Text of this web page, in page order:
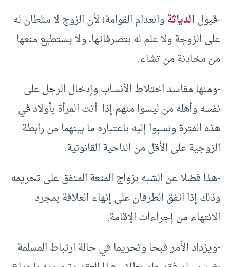
-قبولالدياثةوانعدام القوامة؛ لأن الزوج لا سلطان له
على الزوجة ولا علم له بتصرفاتها، ولا يستطيع منعها
من مخادنة من تشاء.
-ومنها مفاسد اختلاط الأنساب وإدخال الرجل على
نفسه وأهله من ليسوا منهم إذا أتت المرأة بأولاد في
هذه الفترة ونسبوا إليه باعتباره ما بينهما من رابطة
الزوجية على الأقل من الناحية القانونية.
-هذا فضلا عن الشبه بزواج المتعة المتفق على تحريمه
وذلك إذا اتفق الطرفان على إنهاء العلاقة بمجرد
الانتهاء من إجراءات الإقامة.
-ويزداد الأمر قبحا وتحريما في حالة ارتباط المسلمة